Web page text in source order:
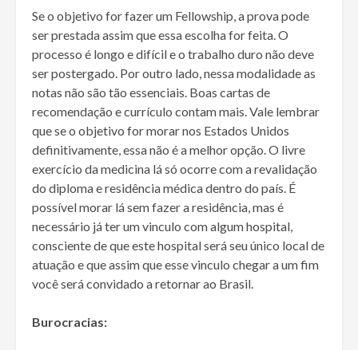
Se o objetivo for fazer um Fellowship, a prova pode
ser prestada assim que essa escolha for feita. O
processo é longo e difícil e o trabalho duro não deve
ser postergado. Por outro lado, nessa modalidade as
notas não são tão essenciais. Boas cartas de
recomendação e currículo contam mais. Vale lembrar
que se o objetivo for morar nos Estados Unidos
definitivamente, essa não é a melhor opção. O livre
exercício da medicina lá só ocorre com a revalidação
do diploma e residência médica dentro do país. É
possível morar lá sem fazer a residência, mas é
necessário já ter um vinculo com algum hospital,
consciente de que este hospital será seu único local de
atuação e que assim que esse vinculo chegar a um fim
você será convidado a retornar ao Brasil.
Burocracias: